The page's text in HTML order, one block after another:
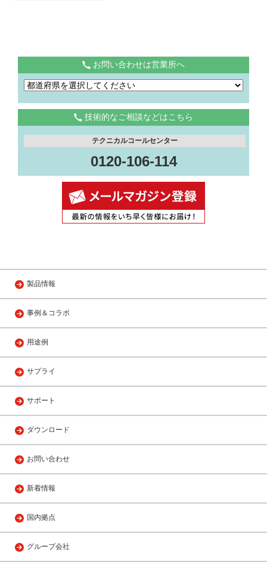
お問い合わせは営業所へ
技術的なご相談などはこちら
テクニカルコールセンター
0120-106-114
製品情報
事例＆コラボ
用途例
サプライ
サポート
ダウンロード
お問い合わせ
新着情報
国内拠点
グループ会社